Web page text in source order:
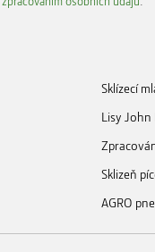
Sklízecí
Lisy John
Sklizeň
AGRO